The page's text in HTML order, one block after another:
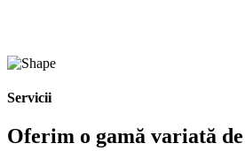
Servicii
Oferim o gamă variată